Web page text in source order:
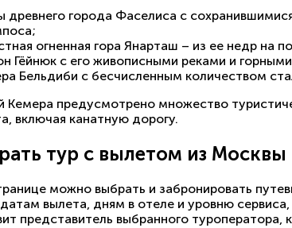
древнего города Фаселиса с
огненная гора Янарташ – из ее недр на
Гёйнюк с его живописными реками и
Бельдиби с бесчисленным количеством
Кемера предусмотрено множество
включая канатную дорогу.
тур с вылетом из Москвы
можно выбрать и забронировать
вылета, дням в отеле и уровню
представитель выбранного